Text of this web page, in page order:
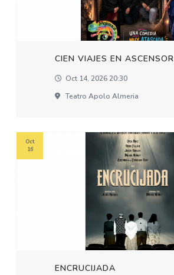
CIEN VIAJES EN ASCENSOR
Oct 14, 2026 20:30
Teatro Apolo Almeria
ENCRUCIJADA
Oct
16